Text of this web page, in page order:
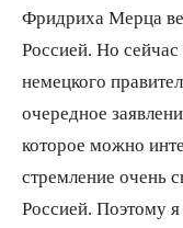
Фридриха Мерца
Россией. Но
немецкого
очередное
которое можно
стремление очень
Россией. Поэтому